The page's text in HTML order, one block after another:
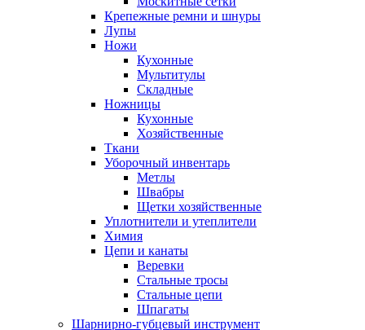
Крепежные ремни и шнуры
Лупы
Ножи
Кухонные
Мультитулы
Складные
Ножницы
Кухонные
Хозяйственные
Ткани
Уборочный инвентарь
Метлы
Швабры
Щетки хозяйственные
Уплотнители и утеплители
Химия
Цепи и канаты
Веревки
Стальные тросы
Стальные цепи
Шпагаты
Шарнирно-губцевый инструмент